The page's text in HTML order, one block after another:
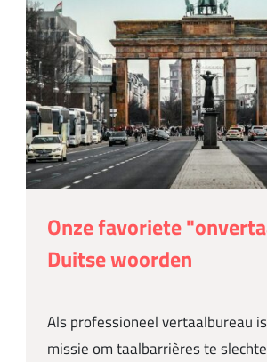
Onze favoriete
Duitse woorden
Als professioneel vertaalbureau
missie om taalbarrières te